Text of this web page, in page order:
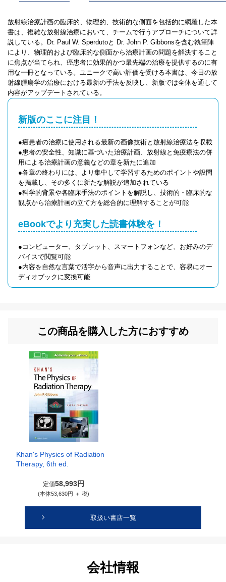
放射線治療計画の臨床的、物理的、技術的な側面を包括的に網羅した本
書は、複雑な放射線治療において、チームで行うアプローチについて詳
説している。Dr. Paul W. Sperdutoと Dr. John P. Gibbonsを含む執筆陣
により、物理的および臨床的な側面から治療計画の問題を解決すること
に焦点が当てられ、癌患者に効果的かつ最先端の治療を提供するのに有
用な一冊となっている。ユニークで高い評価を受ける本書は、今日の放
射線腫瘍学の治療における最新の手法を反映し、新版では全体を通して
内容がアップデートされている。
新版のここに注目！
●癌患者の治療に使用される最新の画像技術と放射線治療法を収載
●患者の安全性、知識に基づいた治療計画、放射線と免疫療法の併
用による治療計画の意義などの章を新たに追加
●各章の終わりには、より集中して学習するためのポイントや設問
を掲載し、その多くに新たな解説が追加されている
●科学的背景や各臨床手法のポイントを解説し、技術的・臨床的な
観点から治療計画の立て方を総合的に理解することが可能
eBookでより充実した読書体験を！
●コンピューター、タブレット、スマートフォンなど、お好みのデ
バイスで閲覧可能
●内容を自然な言葉で活字から音声に出力することで、容易にオー
ディオブックに変換可能
この商品を購入した方におすすめ
Khan's Physics of Radiation
Therapy, 6th ed.
定価58,993円
(本体53,630円 ＋ 税)
取扱い書店一覧
会社情報